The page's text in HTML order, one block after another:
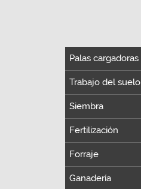
Palas cargadoras
Trabajo del suelo
Siembra
Fertilización
Forraje
Ganadería